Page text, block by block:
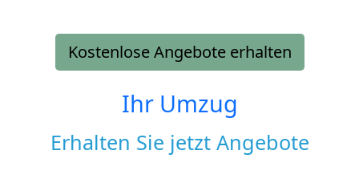
Kostenlose Angebote erhalten
Ihr Umzug
Erhalten Sie jetzt Angebote